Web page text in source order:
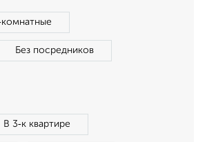
Без посредников
В 3‑к квартире